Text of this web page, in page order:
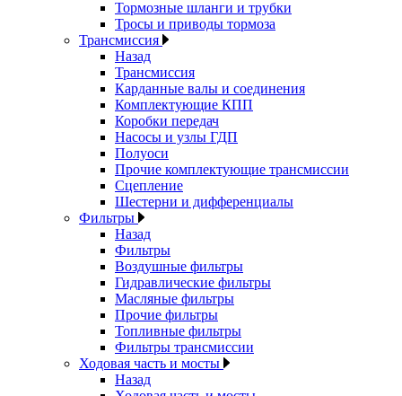
Тормозные шланги и трубки
Тросы и приводы тормоза
Трансмиссия
Назад
Трансмиссия
Карданные валы и соединения
Комплектующие КПП
Коробки передач
Насосы и узлы ГДП
Полуоси
Прочие комплектующие трансмиссии
Сцепление
Шестерни и дифференциалы
Фильтры
Назад
Фильтры
Воздушные фильтры
Гидравлические фильтры
Масляные фильтры
Прочие фильтры
Топливные фильтры
Фильтры трансмиссии
Ходовая часть и мосты
Назад